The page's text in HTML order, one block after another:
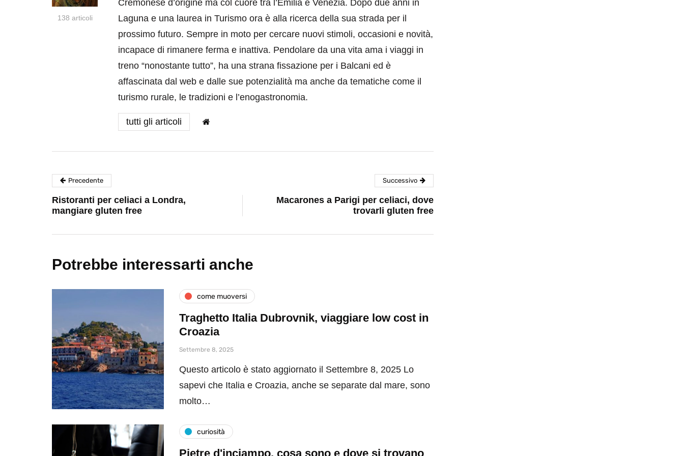
138 articoli
Cremonese d’origine ma col cuore tra l’Emilia e Venezia. Dopo due anni in
Laguna e una laurea in Turismo ora è alla ricerca della sua strada per il
prossimo futuro. Sempre in moto per cercare nuovi stimoli, occasioni e novità,
incapace di rimanere ferma e inattiva. Pendolare da una vita ama i viaggi in
treno “nonostante tutto”, ha una strana fissazione per i Balcani ed è
affascinata dal web e dalle sue potenzialità ma anche da tematiche come il
turismo rurale, le tradizioni e l’enogastronomia.
tutti gli articoli
Precedente
Ristoranti per celiaci a Londra,
mangiare gluten free
Successivo
Macarones a Parigi per celiaci, dove
trovarli gluten free
Potrebbe interessarti anche
come muoversi
Traghetto Italia Dubrovnik, viaggiare low cost in
Croazia
Settembre 8, 2025
Questo articolo è stato aggiornato il Settembre 8, 2025 Lo
sapevi che Italia e Croazia, anche se separate dal mare, sono
molto…
curiosità
Pietre d'inciampo, cosa sono e dove si trovano